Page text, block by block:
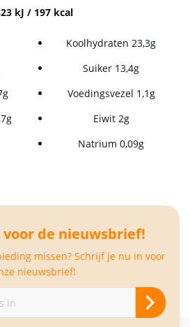
kJ / 197 kcal
Koolhydraten 23,3g
Suiker 13,4g
Voedingsvezel 1,1g
Eiwit 2g
Natrium 0,09g
de nieuwsbrief!
missen? Schrijf je nu in voor
nieuwsbrief!